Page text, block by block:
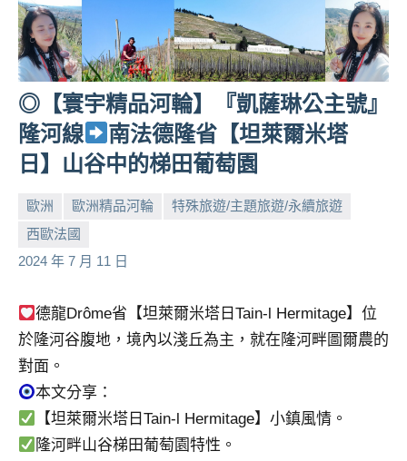
題
旅
遊、
達
人
帶
路、
旅
節
目
來
金
探
號
節
班
底、
◎【寰宇精品河輪】『凱薩琳公主號』
隆河線
南法德隆省【坦萊爾米塔
日】山谷中的梯田葡萄園
歐洲 歐洲精品河輪
特殊旅遊/主題旅遊/永續旅遊
西歐法國
2024 年 7 月 11 日
小
芳
No
comments
德龍Drôme省【坦萊爾米塔日Tain-l Hermitage】位
於隆河谷腹地，境內以淺丘為主，就在隆河畔圖爾農的
對面。
本文分享：
【坦萊爾米塔日Tain-l Hermitage】小鎮風情。
隆河畔山谷梯田葡萄園特性。